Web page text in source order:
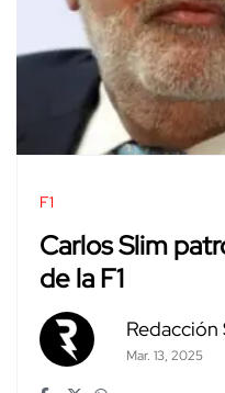
F1
Carlos Slim
de la F1
Redacción
Mar. 13, 2025